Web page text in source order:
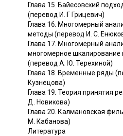
Глава 15. Байесовский
(перевод И. Г Грицевич)
Глава 16. Многомерный
методы (перевод И. С.
Глава 17. Многомерный
многомерное
(перевод А. Ю. Терехиной)
Глава 18. Временные ряды
Кузнецова)
Глава 19. Теория принятия
Д. Новикова)
Глава 20. Калмановская
М. Кабанова)
Литература